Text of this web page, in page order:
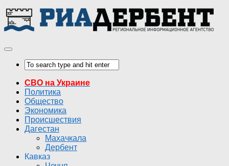
СВО на Украине
Политика
Общество
Экономика
Происшествия
Дагестан
Махачкала
Дербент
Кавказ